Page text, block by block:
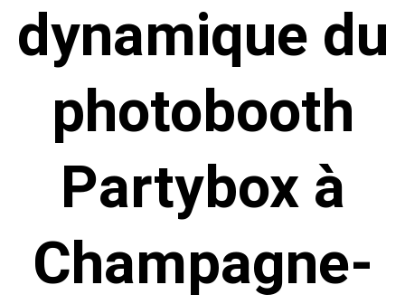
dynamique du
photobooth
Partybox à
Champagne-